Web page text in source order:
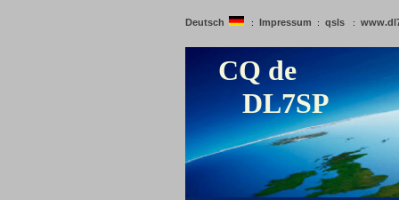
Deutsch : Impressum : qsls :
CQ de
DL7SP